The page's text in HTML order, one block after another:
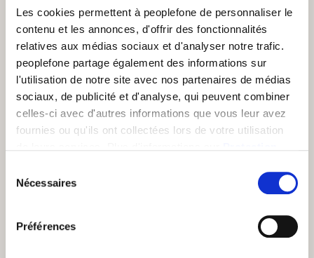
Les cookies permettent à peoplefone de personnaliser le
contenu et les annonces, d'offrir des fonctionnalités
relatives aux médias sociaux et d'analyser notre trafic.
peoplefone partage également des informations sur
l'utilisation de notre site avec nos partenaires de médias
sociaux, de publicité et d'analyse, qui peuvent combiner
celles-ci avec d'autres informations que vous leur avez
fournies ou qu'ils ont collectées lors de votre utilisation
Nécessaires
Préférences
Téléphoner avec peoplefone et Microsoft Teams est la
solution si vous souhaitez intégrer entièrement votre
système téléphonique dans votre infrastructure PC. En
plus de la téléphonie, vous utilisez également la
visiophonie et les méthodes de travail collaboratives
modernes, par exemple, si vous devez communiquer
régulièrement avec vos collaborateurs à domicile.
peoplefone relie la téléphonie à Microsoft Teams sans
En savoir plus